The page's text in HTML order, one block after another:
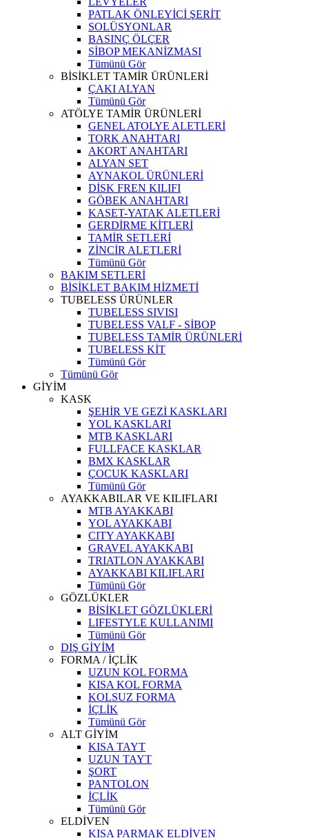
PATLAK ÖNLEYİCİ ŞERİT
SOLÜSYONLAR
BASINÇ ÖLÇER
SİBOP MEKANİZMASI
Tümünü Gör
BİSİKLET TAMİR ÜRÜNLERİ
ÇAKI ALYAN
Tümünü Gör
ATÖLYE TAMİR ÜRÜNLERİ
GENEL ATOLYE ALETLERİ
TORK ANAHTARI
AKORT ANAHTARI
ALYAN SET
AYNAKOL ÜRÜNLERİ
DİSK FREN KILIFI
GÖBEK ANAHTARI
KASET-YATAK ALETLERİ
GERDİRME KİTLERİ
TAMİR SETLERİ
ZİNCİR ALETLERİ
Tümünü Gör
BAKIM SETLERİ
BİSİKLET BAKIM HİZMETİ
TUBELESS ÜRÜNLER
TUBELESS SIVISI
TUBELESS VALF - SİBOP
TUBELESS TAMİR ÜRÜNLERİ
TUBELESS KİT
Tümünü Gör
Tümünü Gör
GİYİM
KASK
ŞEHİR VE GEZİ KASKLARI
YOL KASKLARI
MTB KASKLARI
FULLFACE KASKLAR
BMX KASKLAR
ÇOCUK KASKLARI
Tümünü Gör
AYAKKABILAR VE KILIFLARI
MTB AYAKKABI
YOL AYAKKABI
CITY AYAKKABI
GRAVEL AYAKKABI
TRIATLON AYAKKABI
AYAKKABI KILIFLARI
Tümünü Gör
GÖZLÜKLER
BİSİKLET GÖZLÜKLERİ
LIFESTYLE KULLANIMI
Tümünü Gör
DIŞ GİYİM
FORMA / İÇLİK
UZUN KOL FORMA
KISA KOL FORMA
KOLSUZ FORMA
İÇLİK
Tümünü Gör
ALT GİYİM
KISA TAYT
UZUN TAYT
ŞORT
PANTOLON
İÇLİK
Tümünü Gör
ELDİVEN
KISA PARMAK ELDİVEN